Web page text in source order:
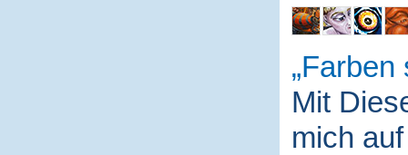
Farben
Mit
mich